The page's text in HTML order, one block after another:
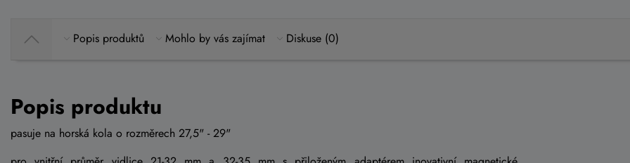
Popis produktů Mohlo by vás zajímat Diskuse (0)
Popis produktu
pasuje na horská kola o rozměrech 27,5" - 29"